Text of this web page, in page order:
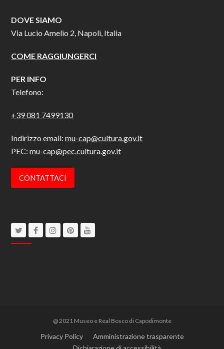
DOVE SIAMO
Via Lucio Amelio 2, Napoli, Italia
COME RAGGIUNGERCI
PER INFO
Telefono:
+39 081 7499130
Indirizzo email:mu-cap@cultura.gov.it
PEC:mu-cap@pec.cultura.gov.it
CONTATTACI
TwitterFacebookInstagram
Pinterest
@ 2021 Museo e Real Bosco di Capodimonte
Privacy Policy
Amministrazione trasparente